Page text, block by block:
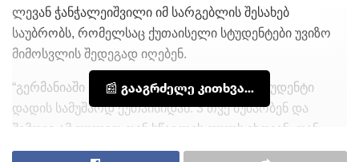
ლევან ჭანჭალეიშვილი იმ სარგებლის შესახებ
საუბრობს, რომელსაც ქუთაისელი სტუდენტები უვიზო
მიმოსვლის შედეგად იღებენ.
“გერმანიაში ყოველწლიურად 6-7 ათასი სტუდენტი
დადის სამუშაოდ ქუთაისიდან. 3 თვე მუშაობენ და
შემდეგ ამ ფულით თან სწავლის ფულს იხდიან, თან
ცხოვრობენ და გულაობენ აქ.
📰 გააგრძელე კითხვა...